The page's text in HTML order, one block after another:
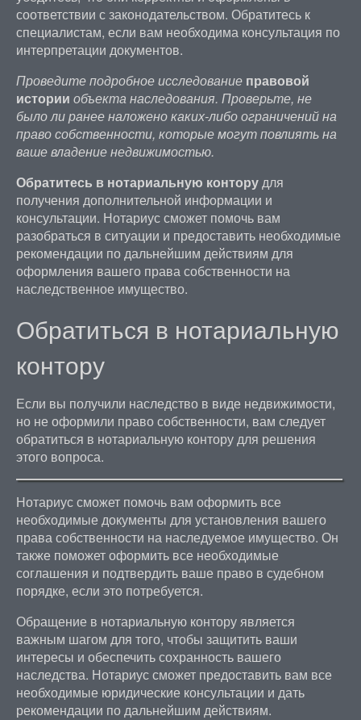
соответствии с законодательством. Обратитесь к
специалистам, если вам необходима консультация по
интерпретации документов.
Проведите подробное исследование правовой
истории объекта наследования. Проверьте, не
было ли ранее наложено каких-либо ограничений на
право собственности, которые могут повлиять на
ваше владение недвижимостью.
Обратитесь в нотариальную конторудля
получения дополнительной информации и
консультации. Нотариус сможет помочь вам
разобраться в ситуации и предоставить необходимые
рекомендации по дальнейшим действиям для
оформления вашего права собственности на
наследственное имущество.
Обратиться в нотариальную
контору
Если вы получили наследство в виде недвижимости,
но не оформили право собственности, вам следует
обратиться в нотариальную контору для решения
этого вопроса.
Нотариус сможет помочь вам оформить все
необходимые документы для установления вашего
права собственности на наследуемое имущество. Он
также поможет оформить все необходимые
соглашения и подтвердить ваше право в судебном
порядке, если это потребуется.
Обращение в нотариальную контору является
важным шагом для того, чтобы защитить ваши
интересы и обеспечить сохранность вашего
наследства. Нотариус сможет предоставить вам все
необходимые юридические консультации и дать
рекомендации по дальнейшим действиям.